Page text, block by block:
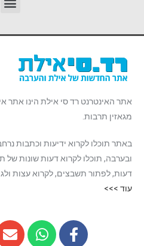
אתר האינטרנט רד סי אילת הינו אתר
מגאזין תרבות.
באתר תוכלו לקרוא ידיעות וכתבות
ובערבה, תוכלו לקרוא דעות שונות של
דעות, לפתור תשבצים, לקרוא עצות
עוד >>>